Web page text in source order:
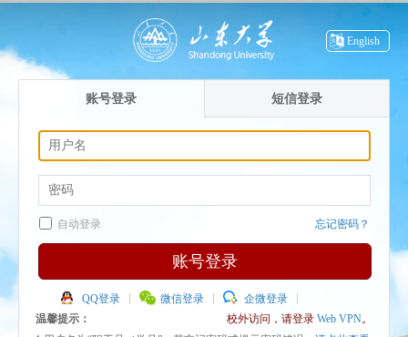
English
账号登录 短信登录
自动登录 忘记密码？
账号登录
QQ登录 微信登录
企微登录
温馨提示：
校外访问，请登录 Web VPN。